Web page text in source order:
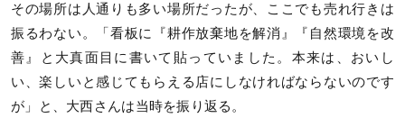
その場所は人通りも多い場所だったが、ここでも売れ行きは
振るわない。「看板に『耕作放棄地を解消』『自然環境を改
善』と大真面目に書いて貼っていました。本来は、おいし
い、楽しいと感じてもらえる店にしなければならないのです
が」と、大西さんは当時を振り返る。